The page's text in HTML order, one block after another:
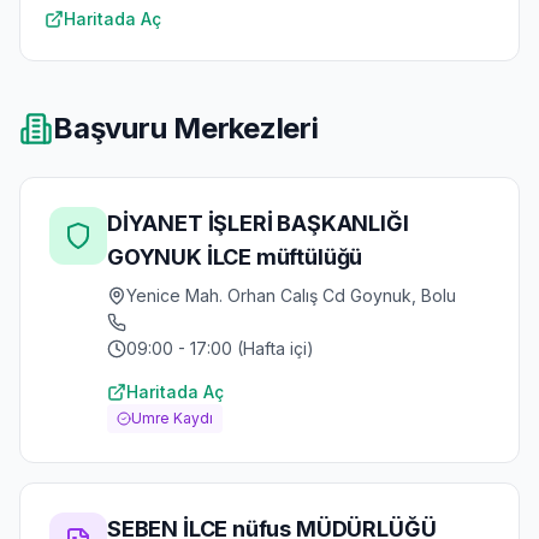
Haritada Aç
Başvuru Merkezleri
DİYANET İŞLERİ BAŞKANLIĞI
GOYNUK İLCE müftülüğü
Yenice Mah. Orhan Calış Cd Goynuk, Bolu
09:00 - 17:00 (Hafta içi)
Haritada Aç
Umre Kaydı
SEBEN İLCE nüfus MÜDÜRLÜĞÜ